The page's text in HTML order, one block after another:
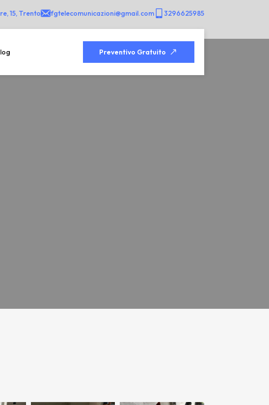
15, Trento fgtelecomunicazioni@gmail.com 3296625985
Preventivo Gratuito